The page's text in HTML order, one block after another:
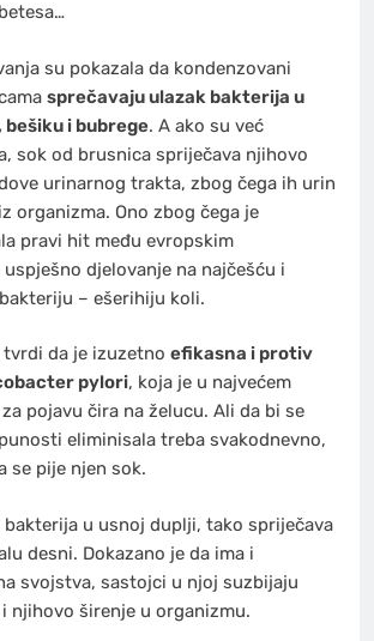
su pokazala da kondenzovani
sprečavaju ulazak bakterija u
i bubrege. A ako su već
sok od brusnica spriječava njihovo
urinarnog trakta, zbog čega ih urin
organizma. Ono zbog čega je
pravi hit među evropskim
djelovanje na najčešću i
– ešerihiju koli.
da je izuzetno efikasna i protiv
pylori, koja je u najvećem
pojavu čira na želucu. Ali da bi se
eliminisala treba svakodnevno,
se pije njen sok.
bakterija u usnoj duplji, tako spriječava
desni. Dokazano je da ima i
svojstva, sastojci u njoj suzbijaju
njihovo širenje u organizmu.